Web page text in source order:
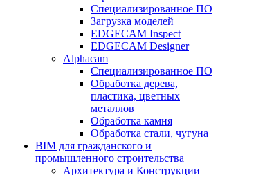
Специализированное ПО
Загрузка моделей
EDGECAM Inspect
EDGECAM Designer
Alphacam
Специализированное ПО
Обработка дерева,
пластика, цветных
металлов
Обработка камня
Обработка стали, чугуна
BIM для гражданского и
промышленного строительства
Архитектура и Конструкции